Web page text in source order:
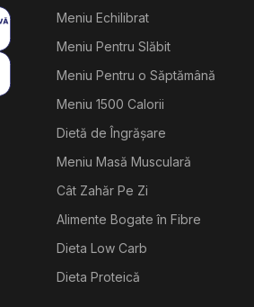
Meniu Echilibrat
Meniu Pentru Slăbit
Meniu Pentru o Săptămână
Meniu 1500 Calorii
Dietă de Îngrășare
Meniu Masă Musculară
Cât Zahăr Pe Zi
Alimente Bogate în Fibre
Dieta Low Carb
Dieta Proteică